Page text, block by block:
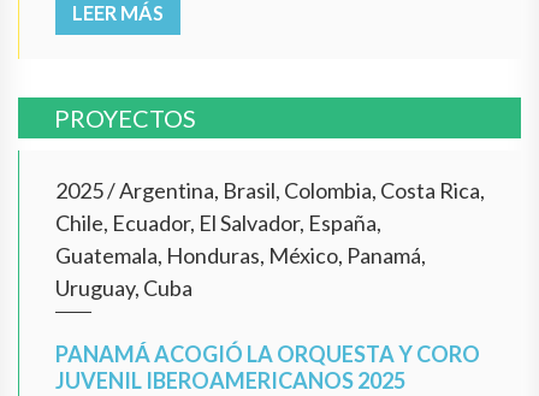
LEER MÁS
PROYECTOS
2025/Argentina, Brasil, Colombia, Costa Rica,
Chile, Ecuador, El Salvador, España,
Guatemala, Honduras, México, Panamá,
Uruguay, Cuba
PANAMÁ ACOGIÓ LA ORQUESTA Y CORO
JUVENIL IBEROAMERICANOS 2025